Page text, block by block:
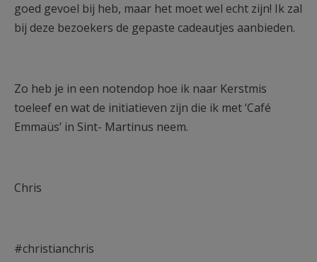
goed gevoel bij heb, maar het moet wel echt zijn! Ik zal
bij deze bezoekers de gepaste cadeautjes aanbieden.
Zo heb je in een notendop hoe ik naar Kerstmis
toeleef en wat de initiatieven zijn die ik met ‘Café
Emmaüs’ in Sint- Martinus neem.
Chris
#christianchris